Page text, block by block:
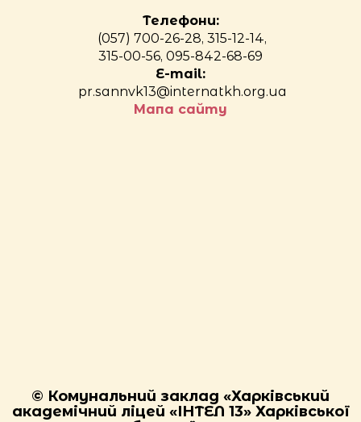
Телефони:
(057) 700-26-28, 315-12-14,
315-00-56, 095-842-68-69
E-mail:
pr.sannvk13@internatkh.org.ua
Мапа сайту
© Комунальний заклад «Харківський
академічний ліцей «ІНТЕЛ 13» Харківської